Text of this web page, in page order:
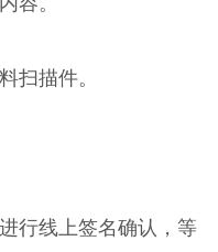
扫描件。
行线上签名确认，等